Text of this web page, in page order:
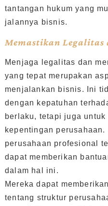
tantangan hukum yang
jalannya bisnis.
Memastikan Legalitas
Menjaga legalitas dan
yang tepat merupakan
menjalankan bisnis. Ini
dengan kepatuhan
berlaku, tetapi juga
kepentingan perusahaan.
perusahaan profesional
dapat memberikan
dalam hal ini.
Mereka dapat
tentang struktur